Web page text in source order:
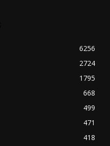
6256
2724
1795
668
499
471
418